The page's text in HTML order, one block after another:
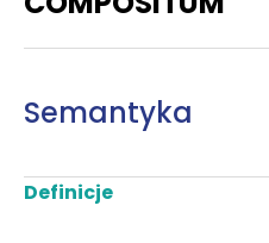
Semantyka
Definicje